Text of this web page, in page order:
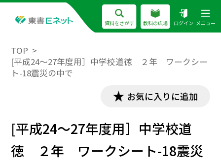
資料をさがす 教科の広場 ログイン メニュー
TOP
[平成24～27年度用］中学校道徳 ２年 ワークシー
ト-18震災の中で
お気に入りに追加
[平成24～27年度用］中学校道
徳 ２年 ワークシート-18震災